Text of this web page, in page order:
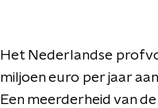
Het Nederlandse
miljoen euro per jaar
Een meerderheid van